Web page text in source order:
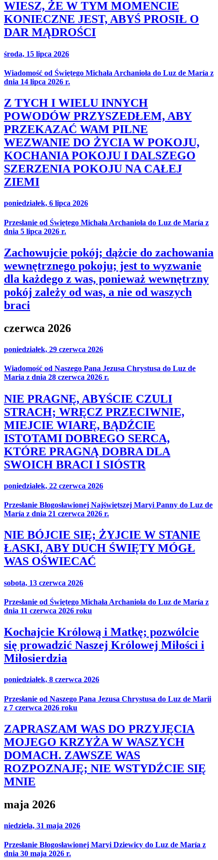
WIESZ, ŻE W TYM MOMENCIE
KONIECZNE JEST, ABYŚ PROSIŁ O
DAR MĄDROŚCI
środa, 15 lipca 2026
Wiadomość od Świętego Michała Archanioła do Luz de María z
dnia 14 lipca 2026 r.
Z TYCH I WIELU INNYCH
POWODÓW PRZYSZEDŁEM, ABY
PRZEKAZAĆ WAM PILNE
WEZWANIE DO ŻYCIA W POKOJU,
KOCHANIA POKOJU I DALSZEGO
SZERZENIA POKOJU NA CAŁEJ
ZIEMI
poniedziałek, 6 lipca 2026
Przesłanie od Świętego Michała Archanioła do Luz de María z
dnia 5 lipca 2026 r.
Zachowujcie pokój; dążcie do zachowania
wewnętrznego pokoju; jest to wyzwanie
dla każdego z was, ponieważ wewnętrzny
pokój zależy od was, a nie od waszych
braci
czerwca 2026
poniedziałek, 29 czerwca 2026
Wiadomość od Naszego Pana Jezusa Chrystusa do Luz de
Maria z dnia 28 czerwca 2026 r.
NIE PRAGNĘ, ABYŚCIE CZULI
STRACH; WRĘCZ PRZECIWNIE,
MIEJCIE WIARĘ, BĄDŹCIE
ISTOTAMI DOBREGO SERCA,
KTÓRE PRAGNĄ DOBRA DLA
SWOICH BRACI I SIÓSTR
poniedziałek, 22 czerwca 2026
Przesłanie Błogosławionej Najświętszej Maryi Panny do Luz de
María z dnia 21 czerwca 2026 r.
NIE BÓJCIE SIĘ; ŻYJCIE W STANIE
ŁASKI, ABY DUCH ŚWIĘTY MÓGŁ
WAS OŚWIECAĆ
sobota, 13 czerwca 2026
Przesłanie od Świętego Michała Archanioła do Luz de María z
dnia 11 czerwca 2026 roku
Kochajcie Królową i Matkę; pozwólcie
się prowadzić Naszej Królowej Miłości i
Miłosierdzia
poniedziałek, 8 czerwca 2026
Przesłanie od Naszego Pana Jezusa Chrystusa do Luz de Marii
z 7 czerwca 2026 roku
ZAPRASZAM WAS DO PRZYJĘCIA
MOJEGO KRZYŻA W WASZYCH
DOMACH. ZAWSZE WAS
ROZPOZNAJĘ; NIE WSTYDŹCIE SIĘ
MNIE
maja 2026
niedziela, 31 maja 2026
Przesłanie Błogosławionej Maryi Dziewicy do Luz de María z
dnia 30 maja 2026 r.